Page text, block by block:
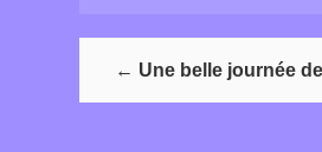
← Une belle journée